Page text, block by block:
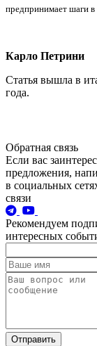
предпринимает шаги в
Статья вышла в
года.
Обратная связь
Если вас
предложения,
в социальных
связи
Рекомендуем
интересных
Отправить